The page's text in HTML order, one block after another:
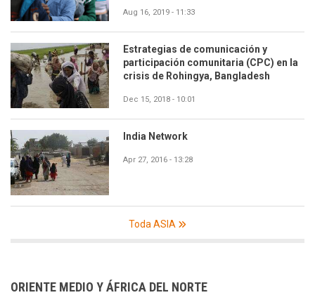
Aug 16, 2019 - 11:33
Estrategias de comunicación y
participación comunitaria (CPC) en la
crisis de Rohingya, Bangladesh
Dec 15, 2018 - 10:01
India Network
Apr 27, 2016 - 13:28
Toda ASIA
ORIENTE MEDIO Y ÁFRICA DEL NORTE